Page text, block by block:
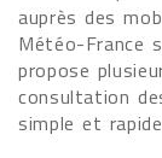
auprès des
Météo-France
propose
consultation
simple et